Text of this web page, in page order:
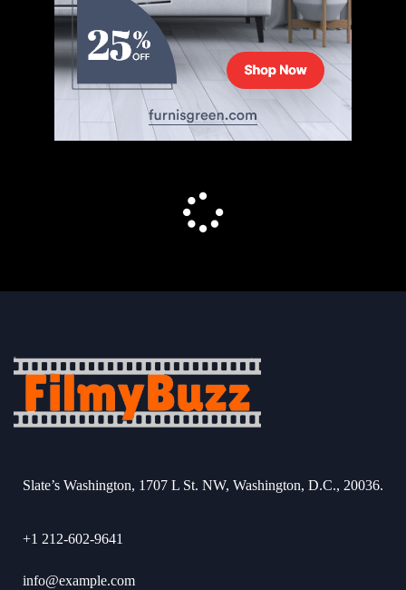
Slate’s Washington, 1707 L St. NW, Washington, D.C., 20036.
+1 212-602-9641
info@example.com